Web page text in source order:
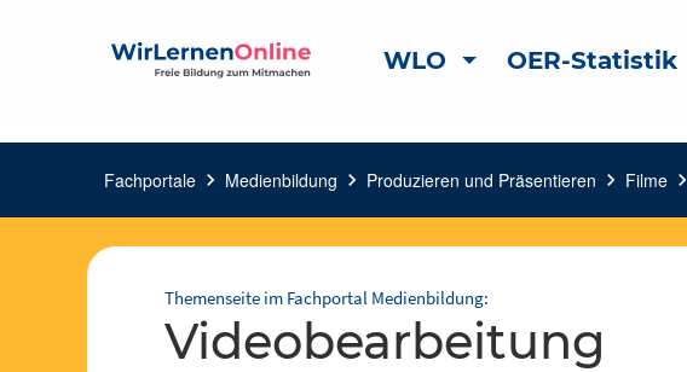
WLO OER-Statistik
Fachportale chevron_right Medienbildung chevron_right Produzieren und Präsentieren chevron_right Filme chevron_right
Themenseite im Fachportal Medienbildung:
Videobearbeitung